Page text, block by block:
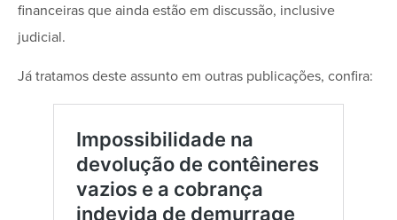
financeiras que ainda estão em discussão, inclusive
judicial.
Já tratamos deste assunto em outras publicações, confira: